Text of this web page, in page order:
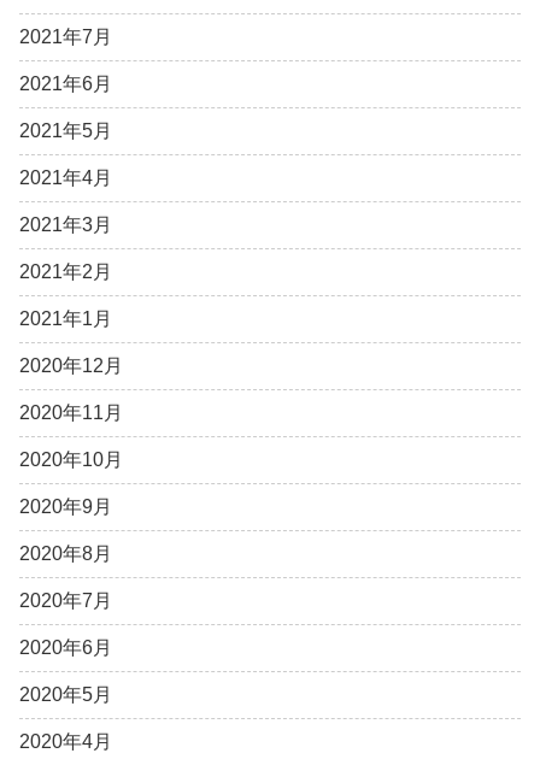
2021年7月
2021年6月
2021年5月
2021年4月
2021年3月
2021年2月
2021年1月
2020年12月
2020年11月
2020年10月
2020年9月
2020年8月
2020年7月
2020年6月
2020年5月
2020年4月